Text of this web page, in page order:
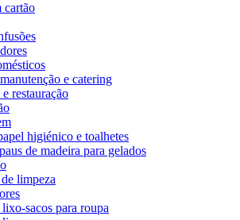
cartão
e catering
restauração
higiénico e toalhetes
de madeira para gelados
limpeza
lixo-sacos para roupa